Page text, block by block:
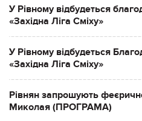
У Рівному відбудеться
«Західна Ліга Сміху»
У Рівному відбудеться
«Західна Ліга Сміху»
Рівнян запрошують
Миколая (ПРОГРАМА)